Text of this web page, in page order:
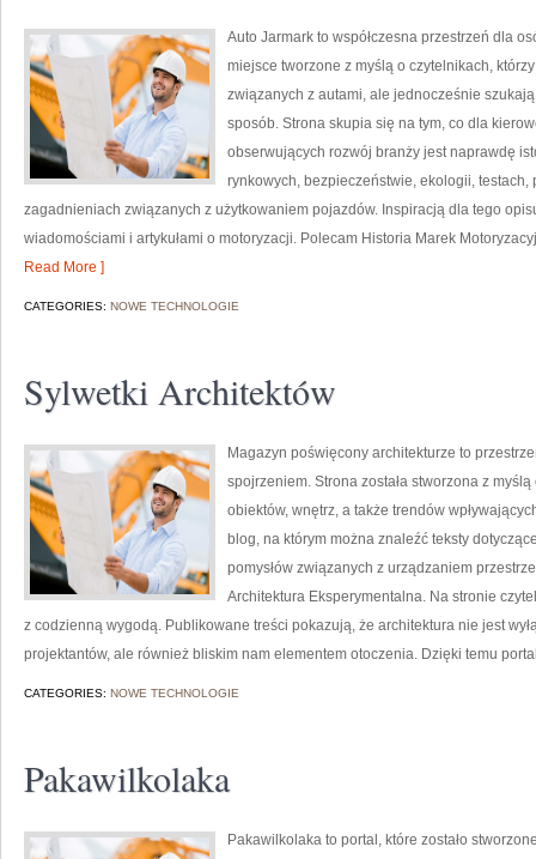
Auto Jarmark to współczesna przestrzeń dla
miejsce tworzone z myślą o czytelnikach,
związanych z autami, ale jednocześnie
sposób. Strona skupia się na tym, co dla
obserwujących rozwój branży jest naprawdę
rynkowych, bezpieczeństwie, ekologii,
zagadnieniach związanych z użytkowaniem pojazdów. Inspiracją dla tego
wiadomościami i artykułami o motoryzacji. Polecam Historia Marek
Read More ]
CATEGORIES: NOWE TECHNOLOGIE
Sylwetki Architektów
Magazyn poświęcony architekturze to
spojrzeniem. Strona została stworzona z
obiektów, wnętrz, a także trendów
blog, na którym można znaleźć teksty
pomysłów związanych z urządzaniem
Architektura Eksperymentalna. Na stronie
z codzienną wygodą. Publikowane treści pokazują, że architektura nie jest
projektantów, ale również bliskim nam elementem otoczenia. Dzięki temu
CATEGORIES: NOWE TECHNOLOGIE
Pakawilkolaka
Pakawilkolaka to portal, które zostało